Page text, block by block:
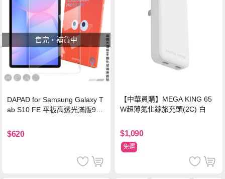
售完，補貨中
DAPAD for Samsung Galaxy T
ab S10 FE 平板高透光滿版9H
$620
【中華員購】MEGA KING 65
W超薄氮化鎵旅充頭(2C) 白
$1,090
免運